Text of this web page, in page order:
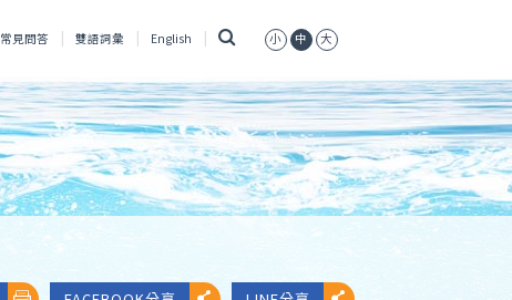
常見問答 雙語詞彙 English 小 中 大